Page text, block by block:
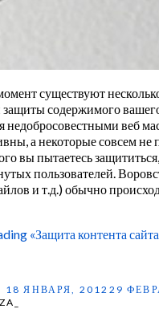
существуют
содержимого
недобросовестными веб
а некоторые совсем не
вы пытаетесь
пользователей.
и т.д.) обычно
«Защита контента
18 ЯНВАРЯ, 2012 29